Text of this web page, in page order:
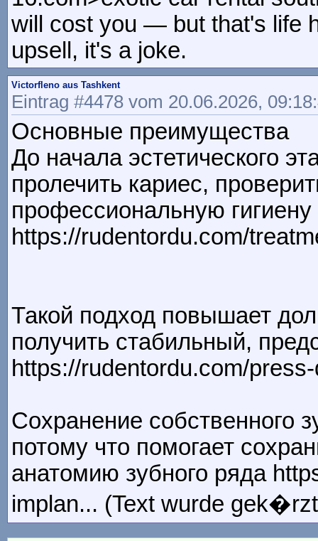
will cost you — but that's life
upsell, it's a joke.
Victorfleno aus Tashkent
Eintrag #4478 vom 20.06.2026,
Основные преимущества
До начала эстетического
пролечить кариес,
профессиональную гигиену
https://rudentordu.com/
Такой подход повышает
получить стабильный,
https://rudentordu.com/
Сохранение собственного
потому что помогает
анатомию зубного ряда
implan... (Text wurde